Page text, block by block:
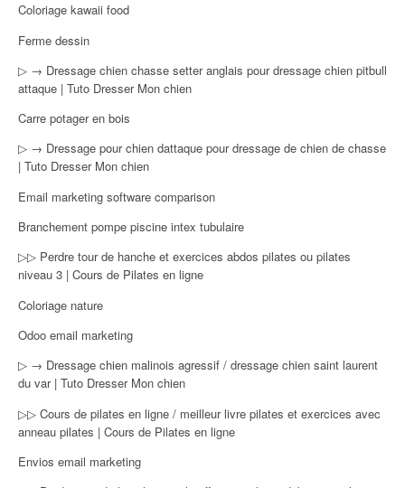
Coloriage kawaii food
Ferme dessin
▷ → Dressage chien chasse setter anglais pour dressage chien pitbull
attaque | Tuto Dresser Mon chien
Carre potager en bois
▷ → Dressage pour chien dattaque pour dressage de chien de chasse
| Tuto Dresser Mon chien
Email marketing software comparison
Branchement pompe piscine intex tubulaire
▷▷ Perdre tour de hanche et exercices abdos pilates ou pilates
niveau 3 | Cours de Pilates en ligne
Coloriage nature
Odoo email marketing
▷ → Dressage chien malinois agressif / dressage chien saint laurent
du var | Tuto Dresser Mon chien
▷▷ Cours de pilates en ligne / meilleur livre pilates et exercices avec
anneau pilates | Cours de Pilates en ligne
Envios email marketing